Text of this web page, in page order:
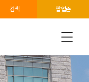
검색 팝업존